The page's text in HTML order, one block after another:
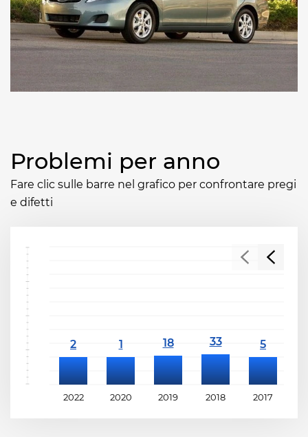
Problemi per anno
Fare clic sulle barre nel grafico per confrontare pregi
e difetti
2022 2020 2019 2018 2017